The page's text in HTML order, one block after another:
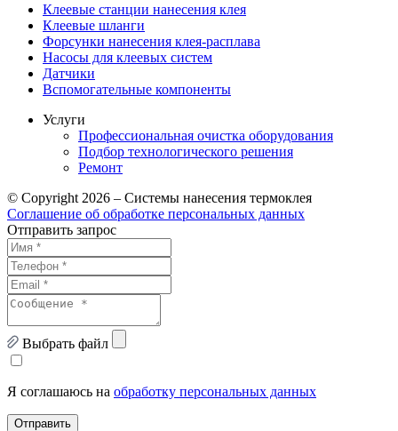
Клеевые станции нанесения клея
Клеевые шланги
Форсунки нанесения клея-расплава
Насосы для клеевых систем
Датчики
Вспомогательные компоненты
Услуги
Профессиональная очистка оборудования
Подбор технологического решения
Ремонт
© Copyright 2026 – Системы нанесения термоклея
Соглашение об обработке персональных данных
Отправить запрос
Выбрать файл
Я соглашаюсь на обработку персональных данных
Отправить